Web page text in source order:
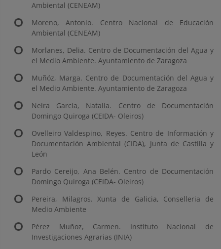
Ambiental (CENEAM)
Moreno, Antonio. Centro Nacional de Educación
Ambiental (CENEAM)
Morlanes, Delia. Centro de Documentación del Agua y
el Medio Ambiente. Ayuntamiento de Zaragoza
Muñóz, Marga. Centro de Documentación del Agua y
el Medio Ambiente. Ayuntamiento de Zaragoza
Neira García, Natalia. Centro de Documentación
Domingo Quiroga (CEIDA- Oleiros)
Ovelleiro Valdespino, Reyes. Centro de Información y
Documentación Ambiental (CIDA), Junta de Castilla y
León
Pardo Cereijo, Ana Belén. Centro de Documentación
Domingo Quiroga (CEIDA- Oleiros)
Pereira, Milagros. Xunta de Galicia, Conselleria de
Medio Ambiente
Pérez Muñoz, Carmen. Instituto Nacional de
Investigaciones Agrarias (INIA)